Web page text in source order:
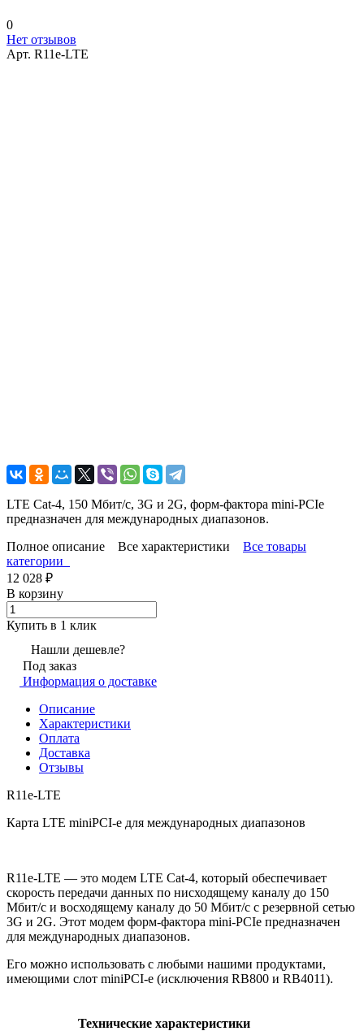
0
Нет отзывов
Арт. R11e-LTE
LTE Cat-4, 150 Мбит/с, 3G и 2G, форм-фактора mini-PCIe
предназначен для международных диапазонов.
Полное описание
Все характеристики
Все товары
категории
12 028 ₽
В корзину
Купить в 1 клик
Нашли дешевле?
Под заказ
Информация о доставке
Описание
Характеристики
Оплата
Доставка
Отзывы
R11e-LTE
Карта LTE miniPCI-e для международных диапазонов
R11e-LTE — это модем LTE Cat-4, который обеспечивает
скорость передачи данных по нисходящему каналу до 150
Мбит/с и восходящему каналу до 50 Мбит/с с резервной сетью
3G и 2G. Этот модем форм-фактора mini-PCIe предназначен
для международных диапазонов.
Его можно использовать с любыми нашими продуктами,
имеющими слот miniPCI-e (исключения RB800 и RB4011).
Технические характеристики